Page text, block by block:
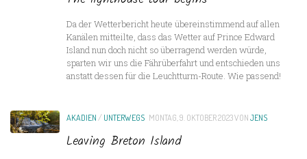
Da der Wetterbericht heute übereinstimmend auf allen
Kanälen mitteilte, dass das Wetter auf Prince Edward
Island nun doch nicht so überragend werden würde,
sparten wir uns die Fährüberfahrt und entschieden uns
anstatt dessen für die Leuchtturm-Route. Wie passend!
AKADIEN/UNTERWEGS MONTAG, 9. OKTOBER 2023VONJENS
Leaving Breton Island